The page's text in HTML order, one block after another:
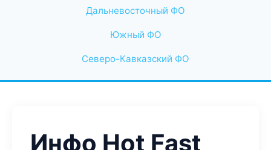
Дальневосточный ФО
Южный ФО
Северо-Кавказский ФО
Инфо Hot Fast